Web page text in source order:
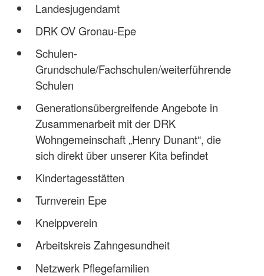
Landesjugendamt
DRK OV Gronau-Epe
Schulen-
Grundschule/Fachschulen/weiterführende
Schulen
Generationsübergreifende Angebote in
Zusammenarbeit mit der DRK
Wohngemeinschaft „Henry Dunant“, die
sich direkt über unserer Kita befindet
Kindertagesstätten
Turnverein Epe
Kneippverein
Arbeitskreis Zahngesundheit
Netzwerk Pflegefamilien